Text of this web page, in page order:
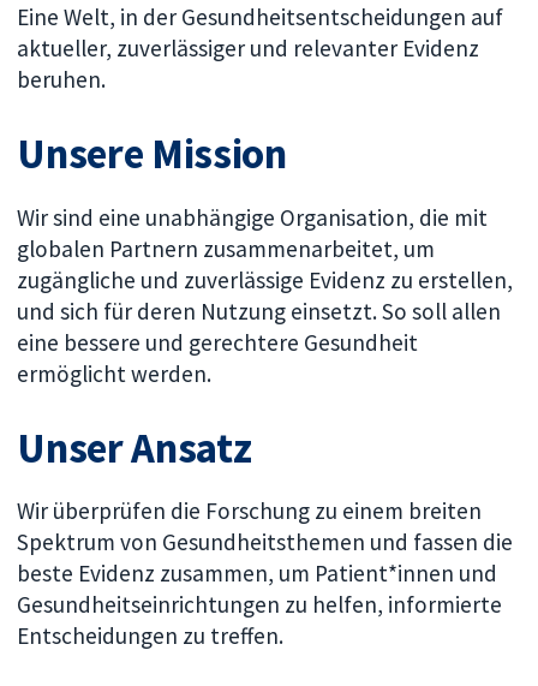
Eine Welt, in der Gesundheitsentscheidungen auf
aktueller, zuverlässiger und relevanter Evidenz
beruhen.
Unsere Mission
Wir sind eine unabhängige Organisation, die mit
globalen Partnern zusammenarbeitet, um
zugängliche und zuverlässige Evidenz zu erstellen,
und sich für deren Nutzung einsetzt. So soll allen
eine bessere und gerechtere Gesundheit
ermöglicht werden.
Unser Ansatz
Wir überprüfen die Forschung zu einem breiten
Spektrum von Gesundheitsthemen und fassen die
beste Evidenz zusammen, um Patient*innen und
Gesundheitseinrichtungen zu helfen, informierte
Entscheidungen zu treffen.